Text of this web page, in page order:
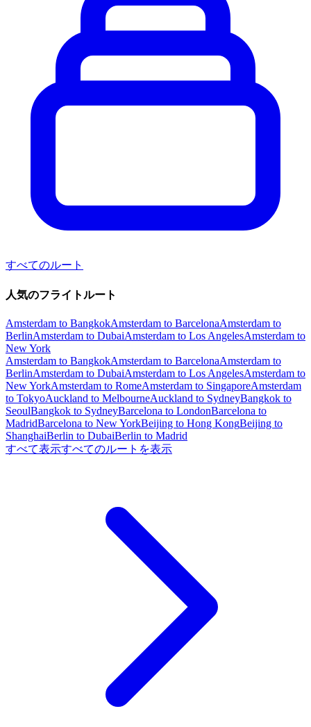
すべてのルート
人気のフライトルート
Amsterdam to BangkokAmsterdam to BarcelonaAmsterdam to
BerlinAmsterdam to DubaiAmsterdam to Los AngelesAmsterdam to
New York
Amsterdam to BangkokAmsterdam to BarcelonaAmsterdam to
BerlinAmsterdam to DubaiAmsterdam to Los AngelesAmsterdam to
New YorkAmsterdam to RomeAmsterdam to SingaporeAmsterdam
to TokyoAuckland to MelbourneAuckland to SydneyBangkok to
SeoulBangkok to SydneyBarcelona to LondonBarcelona to
MadridBarcelona to New YorkBeijing to Hong KongBeijing to
ShanghaiBerlin to DubaiBerlin to Madrid
すべて表示すべてのルートを表示